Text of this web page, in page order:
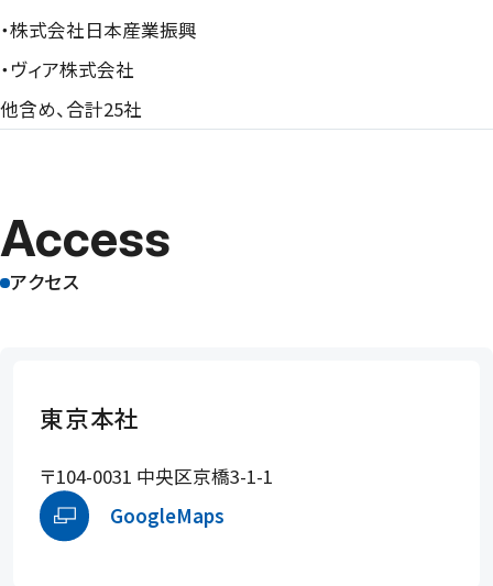
・株式会社日本産業振興
・ヴィア株式会社
他含め、合計25社
Access
アクセス
東京本社
〒104-0031 中央区京橋3-1-1
GoogleMaps